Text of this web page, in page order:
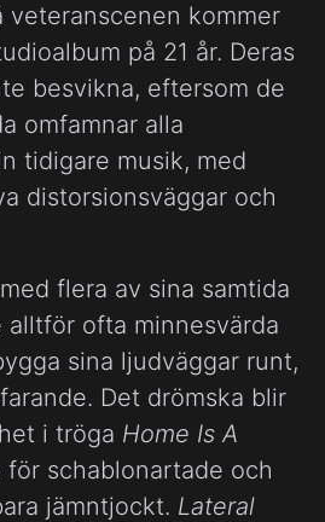
veteranscenen kommer
på 21 år. Deras
besvikna, eftersom de
omfamnar alla
tidigare musik, med
distorsionsväggar och
flera av sina samtida
alltför ofta minnesvärda
sina ljudväggar runt,
Det drömska blir
i tröga Home Is A
för schablonartade och
jämntjockt. Lateral